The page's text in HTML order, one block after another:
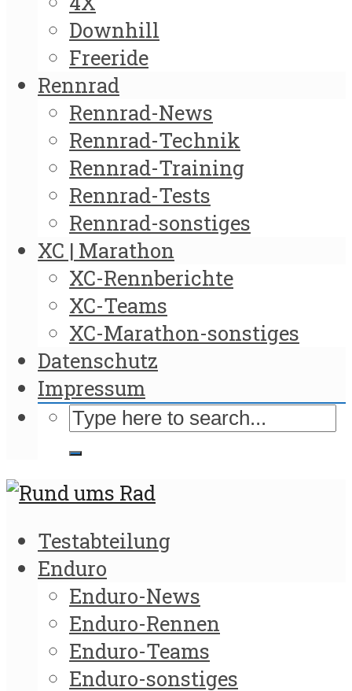
Downhill
Freeride
Rennrad
Rennrad-News
Rennrad-Technik
Rennrad-Training
Rennrad-Tests
Rennrad-sonstiges
XC | Marathon
XC-Rennberichte
XC-Teams
XC-Marathon-sonstiges
Datenschutz
Impressum
Testabteilung
Enduro
Enduro-News
Enduro-Rennen
Enduro-Teams
Enduro-sonstiges